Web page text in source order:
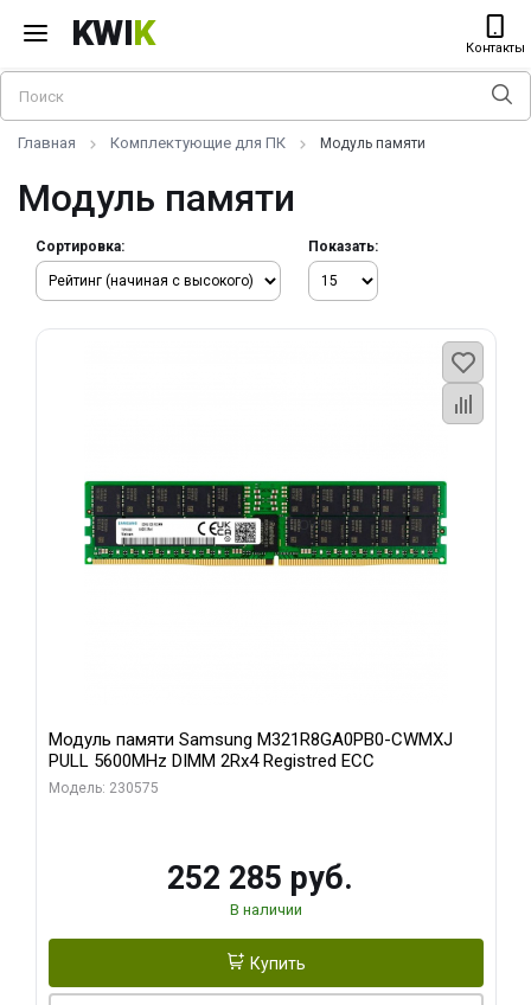
KWIK Контакты
Главная Комплектующие для ПК Модуль памяти
Модуль памяти
Сортировка: Показать:
Модуль памяти Samsung M321R8GA0PB0-CWMXJ
PULL 5600MHz DIMM 2Rx4 Registred ECC
Модель: 230575
252 285 руб.
В наличии
Купить